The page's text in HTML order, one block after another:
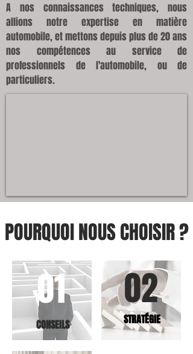
A nos connaissances techniques, nous
allions notre expertise en matière
automobile, et mettons depuis plus de 20 ans
nos compétences au service de
professionnels de l'automobile, ou de
particuliers.
POURQUOI NOUS CHOISIR ?
CONSEILS
01 02
STRATÉGIE